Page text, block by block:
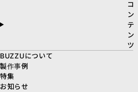
コ
ン
テ
ン
ツ
BUZZUについて
製作事例
特集
お知らせ